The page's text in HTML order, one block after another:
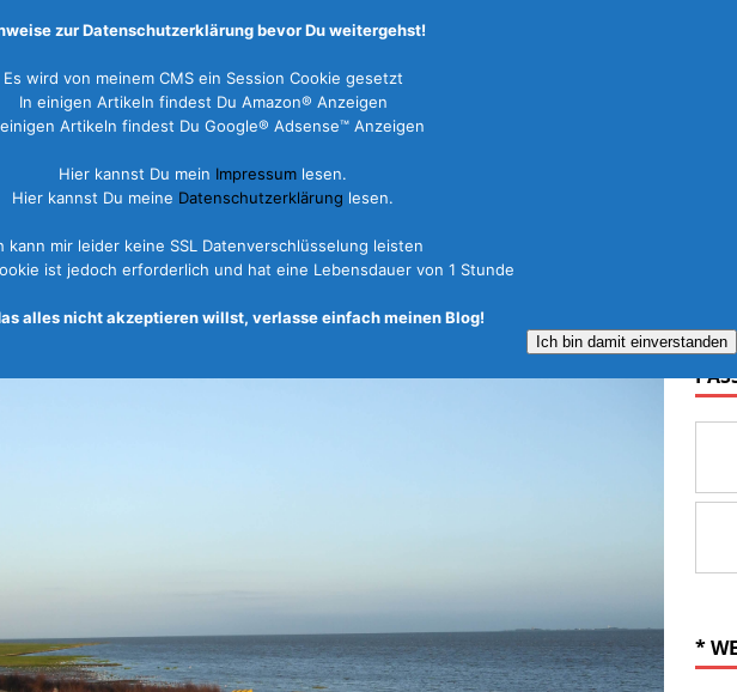
REISEZIELE FERIENHÄUSER
Niedersachsen 0
*
zur Datenschutzerklärung bevor Du weitergehst!
Es wird von meinem CMS ein Session Cookie gesetzt
In einigen Artikeln findest Du Amazon® Anzeigen
Artikeln findest Du Google® Adsense™ Anzeigen
Hier kannst Du mein Impressum lesen.
Hier kannst Du meine Datenschutzerklärung lesen.
kann mir leider keine SSL Datenverschlüsselung leisten
ist jedoch erforderlich und hat eine Lebensdauer von 1 Stunde
alles nicht akzeptieren willst, verlasse einfach meinen Blog!
Ich bin damit einverstanden